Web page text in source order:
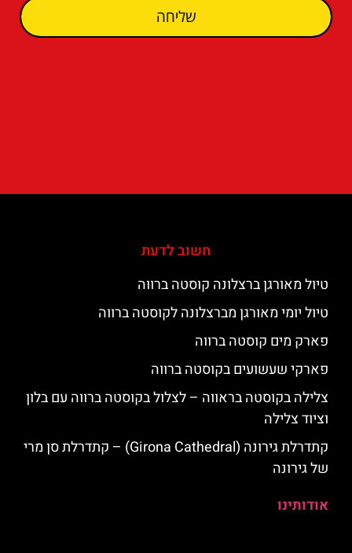
שליחה
חשוב לדעת
טיול מאורגן ברצלונה קוסטה ברווה
טיול יומי מאורגן מברצלונה לקוסטה ברווה
פארק מים קוסטה ברווה
פארקי שעשועים בקוסטה ברווה
צלילה בקוסטה בראווה – לצלול בקוסטה ברווה עם בלון
וציוד צלילה
קתדרלת גירונה (Girona Cathedral) – קתדרלת סן מרי
של גירונה
אודותינו